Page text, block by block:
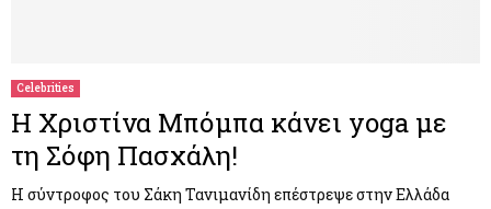
Celebrities
Η Χριστίνα Μπόμπα κάνει yoga με
τη Σόφη Πασχάλη!
Η σύντροφος του Σάκη Τανιμανίδη επέστρεψε στην Ελλάδα